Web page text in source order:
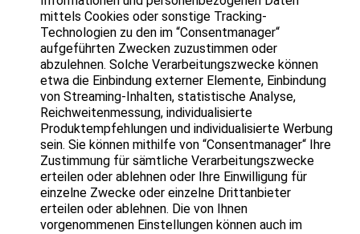
mittels Cookies oder sonstige Tracking-
Technologien zu den im “Consentmanager“
aufgeführten Zwecken zuzustimmen oder
abzulehnen. Solche Verarbeitungszwecke können
etwa die Einbindung externer Elemente, Einbindung
von Streaming-Inhalten, statistische Analyse,
Reichweitenmessung, individualisierte
Produktempfehlungen und individualisierte Werbung
sein. Sie können mithilfe von “Consentmanager“ Ihre
Zustimmung für sämtliche Verarbeitungszwecke
erteilen oder ablehnen oder Ihre Einwilligung für
einzelne Zwecke oder einzelne Drittanbieter
erteilen oder ablehnen. Die von Ihnen
vorgenommenen Einstellungen können auch im